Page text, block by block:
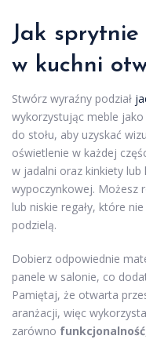
Jak
w kuchni
Stwórz wyraźny podział
wykorzystując meble
do stołu, aby uzyskać
oświetlenie w każdej
w jadalni oraz kinkiety
wypoczynkowej. Możesz
lub niskie regały, które
podzielą.
Dobierz odpowiednie
panele w salonie, co
Pamiętaj, że otwarta
aranżacji, więc
zarówno funkcjonalność